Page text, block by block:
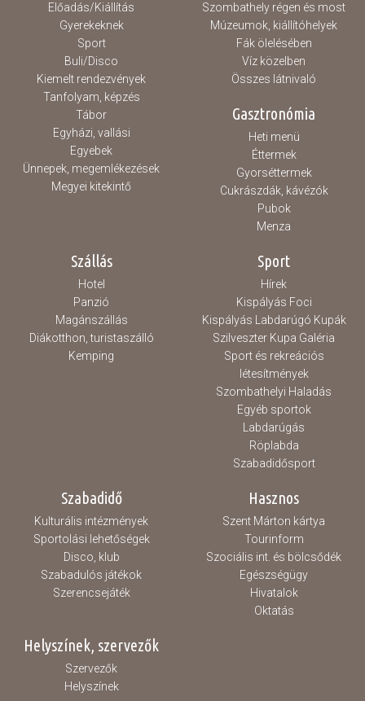
Előadás/Kiállítás
Gyerekeknek
Sport
Buli/Disco
Kiemelt rendezvények
Tanfolyam, képzés
Tábor
Egyházi, vallási
Egyebek
Ünnepek, megemlékezések
Megyei kitekintő
Szombathely régen és most
Múzeumok, kiállítóhelyek
Fák ölelésében
Víz közelben
Összes látnivaló
Gasztronómia
Heti menü
Éttermek
Gyorséttermek
Cukrászdák, kávézók
Pubok
Menza
Szállás
Hotel
Panzió
Magánszállás
Diákotthon, turistaszálló
Kemping
Sport
Hírek
Kispályás Foci
Kispályás Labdarúgó Kupák
Szilveszter Kupa Galéria
Sport és rekreációs
létesítmények
Szombathelyi Haladás
Egyéb sportok
Labdarúgás
Röplabda
Szabadidősport
Szabadidő
Kulturális intézmények
Sportolási lehetőségek
Disco, klub
Szabadulós játékok
Szerencsejáték
Hasznos
Szent Márton kártya
Tourinform
Szociális int. és bölcsődék
Egészségügy
Hivatalok
Oktatás
Helyszínek, szervezők
Szervezők
Helyszínek